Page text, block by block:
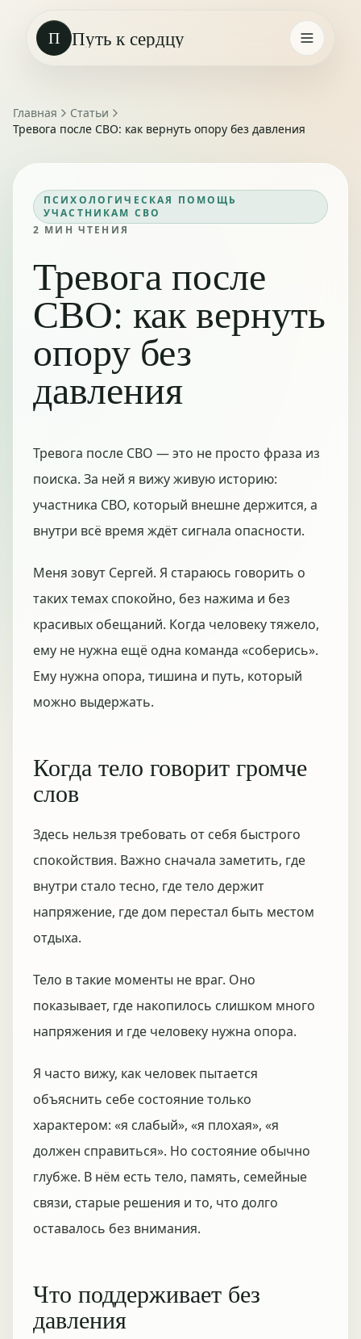
П Путь к сердцу
Главная
Статьи
Тревога после СВО: как вернуть опору без давления
ПСИХОЛОГИЧЕСКАЯ ПОМОЩЬ
УЧАСТНИКАМ СВО
2 МИН ЧТЕНИЯ
Тревога после
СВО: как вернуть
опору без
давления
Тревога после СВО — это не просто фраза из
поиска. За ней я вижу живую историю:
участника СВО, который внешне держится, а
внутри всё время ждёт сигнала опасности.
Меня зовут Сергей. Я стараюсь говорить о
таких темах спокойно, без нажима и без
красивых обещаний. Когда человеку тяжело,
ему не нужна ещё одна команда «соберись».
Ему нужна опора, тишина и путь, который
можно выдержать.
Когда тело говорит громче
слов
Здесь нельзя требовать от себя быстрого
спокойствия. Важно сначала заметить, где
внутри стало тесно, где тело держит
напряжение, где дом перестал быть местом
отдыха.
Тело в такие моменты не враг. Оно
показывает, где накопилось слишком много
напряжения и где человеку нужна опора.
Я часто вижу, как человек пытается
объяснить себе состояние только
характером: «я слабый», «я плохая», «я
должен справиться». Но состояние обычно
глубже. В нём есть тело, память, семейные
связи, старые решения и то, что долго
оставалось без внимания.
Что поддерживает без
давления